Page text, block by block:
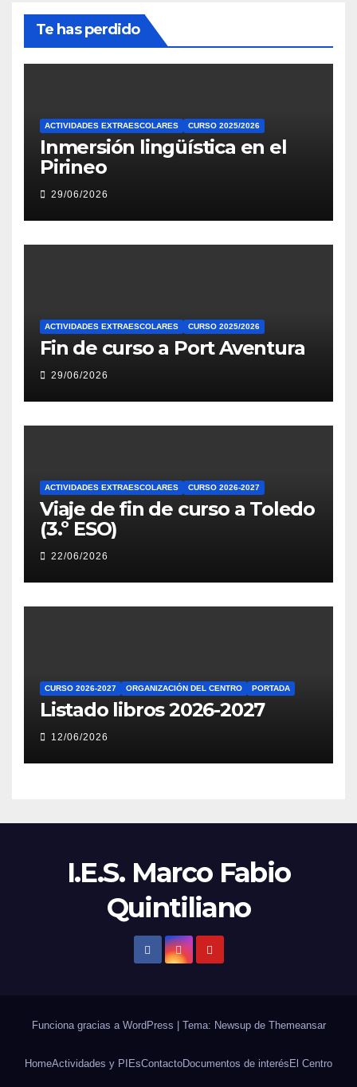
Te has perdido
ACTIVIDADES EXTRAESCOLARES CURSO 2025/2026
Inmersión lingüística en el
Pirineo
29/06/2026
ACTIVIDADES EXTRAESCOLARES CURSO 2025/2026
Fin de curso a Port Aventura
29/06/2026
ACTIVIDADES EXTRAESCOLARES CURSO 2026-2027
Viaje de fin de curso a Toledo
(3.º ESO)
22/06/2026
CURSO 2026-2027 ORGANIZACIÓN DEL CENTRO PORTADA
Listado libros 2026-2027
12/06/2026
I.E.S. Marco Fabio
Quintiliano
Funciona gracias a WordPress Tema: Newsup de Themeansar
HomeActividades y PIEsContactoDocumentos de interés El Centro